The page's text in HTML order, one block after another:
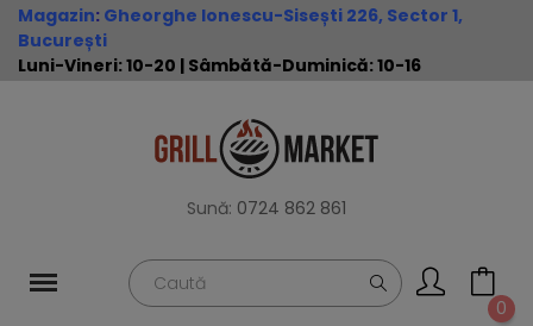
Magazin: Gheorghe Ionescu-Sisești 226, Sector 1,
București
Luni-Vineri: 10-20 | Sâmbătă-Duminică: 10-16
Sună: 0724 862 861
0